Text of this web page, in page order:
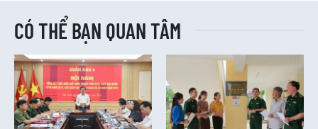
CÓ THỂ BẠN QUAN TÂM